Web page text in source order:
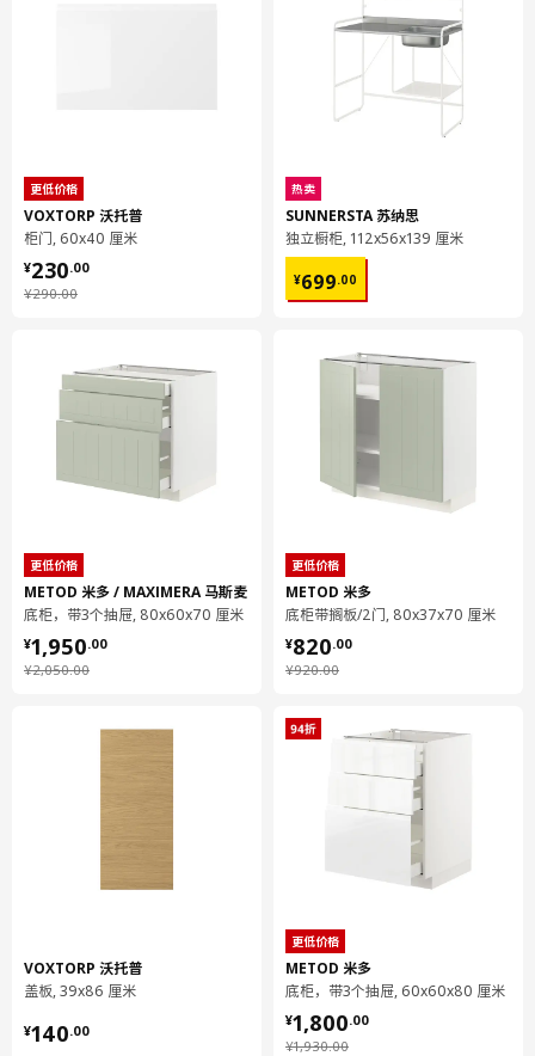
高度
7 厘米
长度
85 厘米
净重
18.58 公斤
包装数量
UTRUSTA 乌斯塔
605.248.83
高度
3 厘米
长度
22 厘米
净重
0.20 公斤
0.21 公斤
UTRUSTA 乌斯塔
502.711.50
高度
4 厘米
长度
77 厘米
更低价格
VOXTORP 沃托普
柜门, 60x40 厘米
¥290.00
¥ 290.00
¥230.00
¥ 230.00
更低价格
METOD 米多 / MAXIMERA 马斯麦
底柜，带3个抽屉, 80x60x70 厘米
¥2,050.00
¥ 2050.00
¥1,950.00
¥ 1950.00
VOXTORP 沃托普
盖板, 39x86 厘米
¥140.00
¥ 140.00
热卖
SUNNERSTA 苏纳思
独立橱柜, 112x56x139 厘米
¥699.00
¥ 699.00
更低价格
METOD 米多
底柜带搁板/2门, 80x37x70 厘米
¥920.00
¥ 920.00
¥820.00
¥ 820.00
更低价格
METOD 米多
底柜，带3个抽屉, 60x60x80 厘米
¥1,930.00
¥ 1930.00
¥1,800.00
¥ 1800.00